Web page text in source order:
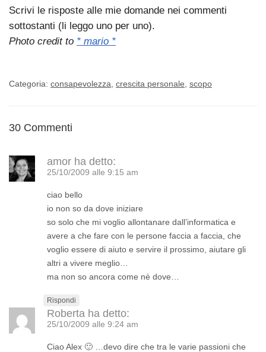
Scrivi le risposte alle mie domande nei commenti
sottostanti (li leggo uno per uno).
Photo credit to * mario *
Categoria: consapevolezza crescita personale scopo
30 Commenti
amor ha detto:
25/10/2009 alle 9:15 am
ciao bello
io non so da dove iniziare
so solo che mi voglio allontanare dall’informatica e
avere a che fare con le persone faccia a faccia, che
voglio essere di aiuto e servire il prossimo, aiutare gli
altri a vivere meglio…
ma non so ancora come nè dove…
Rispondi
Roberta ha detto:
25/10/2009 alle 9:24 am
Ciao Alex 🙂 …devo dire che tra le varie passioni che